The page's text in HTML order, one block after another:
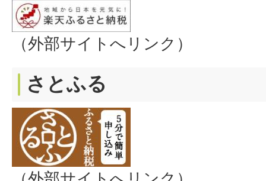
（外部サイトへリンク）
さとふる